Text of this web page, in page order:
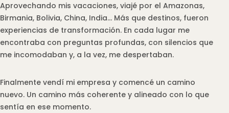
Aprovechando mis vacaciones, viajé por el Amazonas,
Birmania, Bolivia, China, India… Más que destinos, fueron
experiencias de transformación. En cada lugar me
encontraba con preguntas profundas, con silencios que
me incomodaban y, a la vez, me despertaban.
Finalmente vendí mi empresa y comencé un camino
nuevo. Un camino más coherente y alineado con lo que
sentía en ese momento.